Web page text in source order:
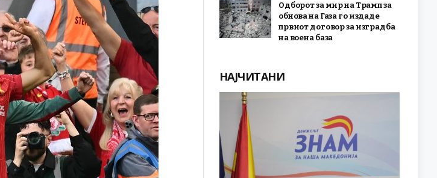
Одборот за мир на Трамп за
обнова на Газа го издаде
првиот договор за изградба
на воена база
НАЈЧИТАНИ